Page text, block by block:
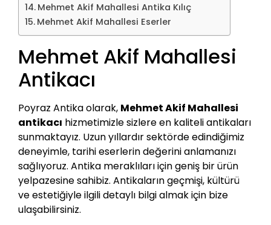
Mehmet Akif Mahallesi Antika Kılıç
Mehmet Akif Mahallesi Eserler
Mehmet Akif Mahallesi
Antikacı
Poyraz Antika olarak, Mehmet Akif Mahallesi
antikacı hizmetimizle sizlere en kaliteli antikaları
sunmaktayız. Uzun yıllardır sektörde edindiğimiz
deneyimle, tarihi eserlerin değerini anlamanızı
sağlıyoruz. Antika meraklıları için geniş bir ürün
yelpazesine sahibiz. Antikaların geçmişi, kültürü
ve estetiğiyle ilgili detaylı bilgi almak için bize
ulaşabilirsiniz.